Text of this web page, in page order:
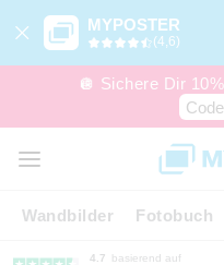
MYPOSTER
(4,6)
🪩 Sichere Dir
Wandbilder Fotobuch
4.7
basierend auf